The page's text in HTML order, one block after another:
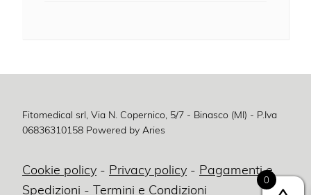
Fitomedical srl, Via N. Copernico, 5/7 - Binasco (MI) - P.Iva
06836310158 Powered by Aries
Cookie policy - Privacy policy - Pagamenti e
Spedizioni - Termini e Condizioni
0